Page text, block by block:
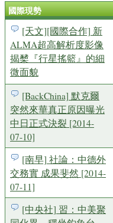
國際現勢
[天文][國際合作] 新
ALMA超高解析度影像
揭櫫『行星搖籃』的細
微面貌
[BackChina] 默克爾
突然來華真正原因曝光
中日正式決裂 [2014-
07-10]
[南早] 社論：中德外
交務實 成果斐然 [2014-
07-11]
[中央社] 習：中美聚